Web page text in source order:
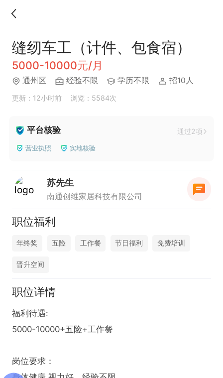
缝纫车工（计件、包食宿）
5000-10000元/月
通州区 经验不限 学历不限 招10人
更新：12小时前 浏览：5584次
平台核验 通过2项
营业执照 实地核验
苏先生
南通创维家居科技有限公司
职位福利
年终奖 五险 工作餐 节日福利 免费培训
晋升空间
职位详情
福利待遇:
5000-10000+五险+工作餐
岗位要求：